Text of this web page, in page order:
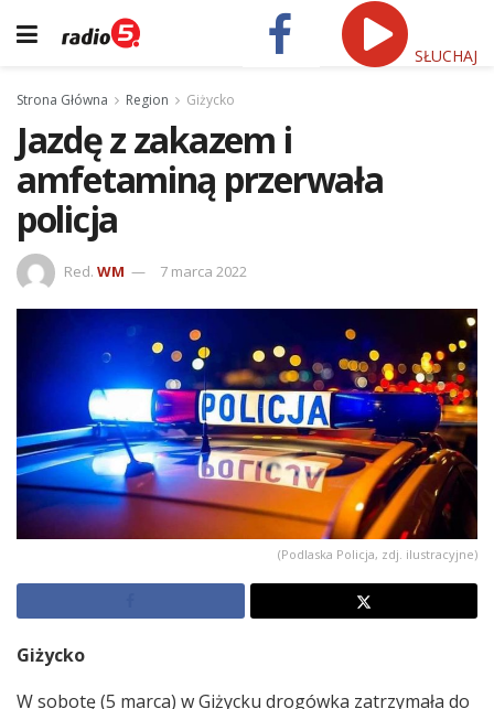
SŁUCHAJ
Strona Główna Region Giżycko
Jazdę z zakazem i
amfetaminą przerwała
policja
Red. WM 7 marca 2022
(Podlaska Policja, zdj. ilustracyjne)
Giżycko
W sobotę (5 marca) w Giżycku drogówka zatrzymała do